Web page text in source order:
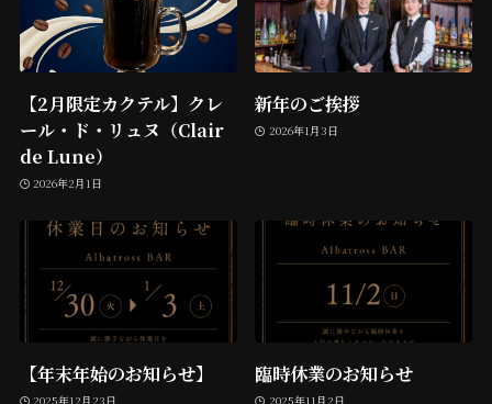
【2月限定カクテル】クレ
ール・ド・リュヌ（Clair
de Lune）
2026年2月1日
新年のご挨拶
2026年1月3日
【年末年始のお知らせ】
2025年12月23日
臨時休業のお知らせ
2025年11月2日